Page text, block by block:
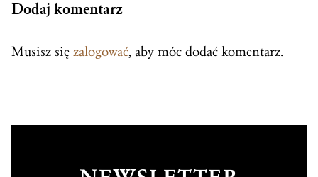
Dodaj komentarz
Musisz się zalogować, aby móc dodać komentarz.